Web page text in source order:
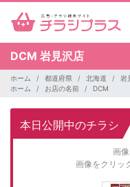
DCM 岩見沢店
ホーム 都道府県 北海道
岩
ホーム
お店の名前 DCM
本日公開中のチラシ
画
画像をクリッ